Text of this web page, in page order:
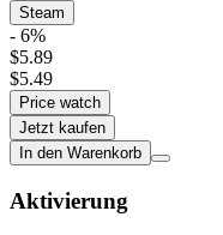
Steam
- 6%
$5.89
$5.49
Price watch
Jetzt kaufen
In den Warenkorb
Aktivierung